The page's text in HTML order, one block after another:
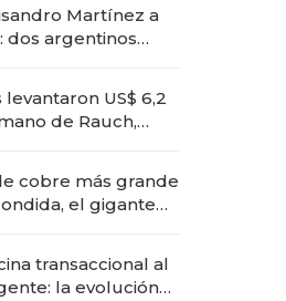
Martínez a
dos argentinos
corporal
US$ 6,2
de Rauch,
cobre más grande
el gigante
transaccional al
la evolución